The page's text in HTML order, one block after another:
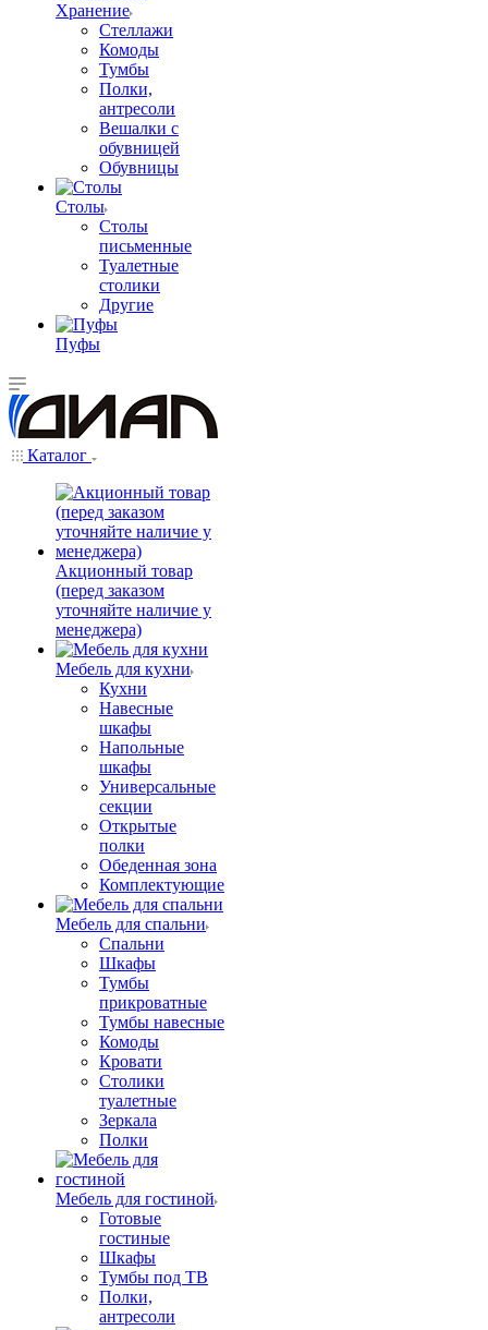
Хранение
Стеллажи
Комоды
Тумбы
Полки,
антресоли
Вешалки с
обувницей
Обувницы
Столы
Столы
письменные
Туалетные
столики
Другие
Пуфы
Каталог
Акционный товар
(перед заказом
уточняйте наличие у
менеджера)
Мебель для кухни
Кухни
Навесные
шкафы
Напольные
шкафы
Универсальные
секции
Открытые
полки
Обеденная зона
Комплектующие
Мебель для спальни
Спальни
Шкафы
Тумбы
прикроватные
Тумбы навесные
Комоды
Кровати
Столики
туалетные
Зеркала
Полки
Мебель для гостиной
Готовые
гостиные
Шкафы
Тумбы под ТВ
Полки,
антресоли